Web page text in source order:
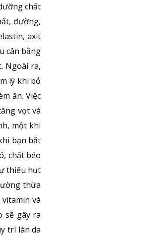
chất
đường,
axit
cân bằng
Ngoài ra,
lý khi bỏ
ăn. Việc
vọt và
một khi
bạn bắt
chất béo
thiếu hụt
thừa
và
sẽ gây ra
trì làn da